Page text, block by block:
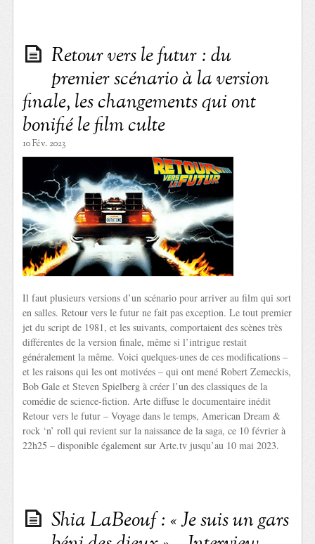
Retour vers le futur : du
premier scénario à la version
finale, les changements qui ont
bonifié le film culte
10 Fév. 2023
Il faut plusieurs versions d’un scénario pour arriver au film qui sort
en salles. Retour vers le futur ne fait pas exception. Le tout premier
jet du script de 1981, et les suivants, comportaient des scènes très
différentes de la version finale, même si l’intrigue restait
généralement la même. Voici quelques-unes de ces modifications –
et les raisons qui les ont motivées – qui ont mené Robert Zemeckis,
Bob Gale et Steven Spielberg à créer l’un des classiques de la
comédie de science-fiction. Arte diffuse le documentaire inédit
Retour vers le futur – Voyage dans le temps, American Dream &
rock ‘n’ roll qui revient sur la naissance de la saga, ce 10 février à
22h25 – disponible également sur Arte.tv jusqu’au 10 mai 2023.
Shia LaBeouf : « Je suis un gars